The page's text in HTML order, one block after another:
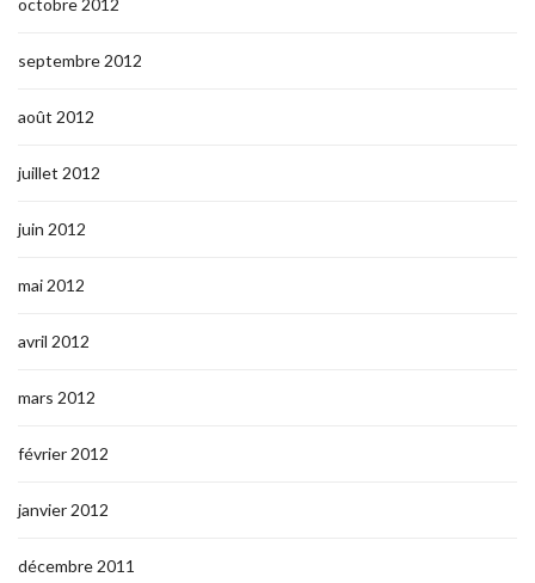
septembre 2012
août 2012
juillet 2012
juin 2012
mai 2012
avril 2012
mars 2012
février 2012
janvier 2012
décembre 2011